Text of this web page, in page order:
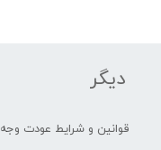
دیگر
قوانین و شرایط عودت وجه